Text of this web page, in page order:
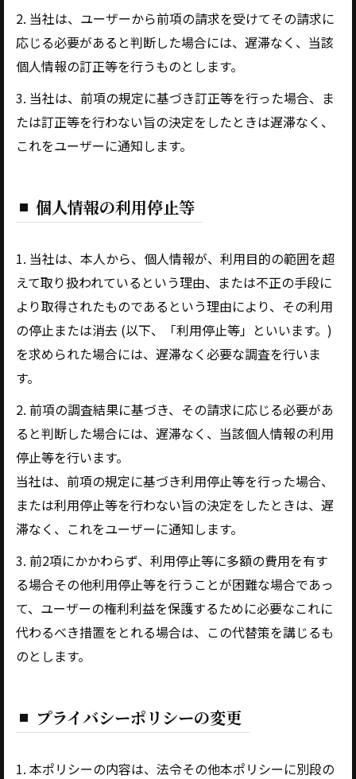
2. 当社は、ユーザーから前項の請求を受けてその請求に
応じる必要があると判断した場合には、遅滞なく、当該
個人情報の訂正等を行うものとします。
3. 当社は、前項の規定に基づき訂正等を行った場合、ま
たは訂正等を行わない旨の決定をしたときは遅滞なく、
これをユーザーに通知します。
個人情報の利用停止等
1. 当社は、本人から、個人情報が、利用目的の範囲を超
えて取り扱われているという理由、または不正の手段に
より取得されたものであるという理由により、その利用
の停止または消去 (以下、「利用停止等」といいます。)
を求められた場合には、遅滞なく必要な調査を行いま
す。
2. 前項の調査結果に基づき、その請求に応じる必要があ
ると判断した場合には、遅滞なく、当該個人情報の利用
停止等を行います。
当社は、前項の規定に基づき利用停止等を行った場合、
または利用停止等を行わない旨の決定をしたときは、遅
滞なく、これをユーザーに通知します。
3. 前2項にかかわらず、利用停止等に多額の費用を有す
る場合その他利用停止等を行うことが困難な場合であっ
て、ユーザーの権利利益を保護するために必要なこれに
代わるべき措置をとれる場合は、この代替策を講じるも
のとします。
プライバシーポリシーの変更
1. 本ポリシーの内容は、法令その他本ポリシーに別段の